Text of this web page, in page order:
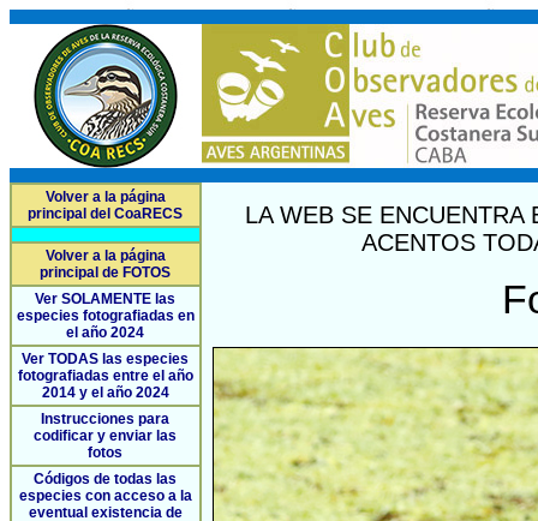
Volver a la página
principal del CoaRECS
Volver a la página
principal de FOTOS
Ver SOLAMENTE las
especies fotografiadas en
el año 2024
Ver TODAS las especies
fotografiadas entre el año
2014 y el año 2024
Instrucciones para
codificar y enviar las
fotos
Códigos de todas las
especies con acceso a la
eventual existencia de
LA WEB SE
ACENTOS